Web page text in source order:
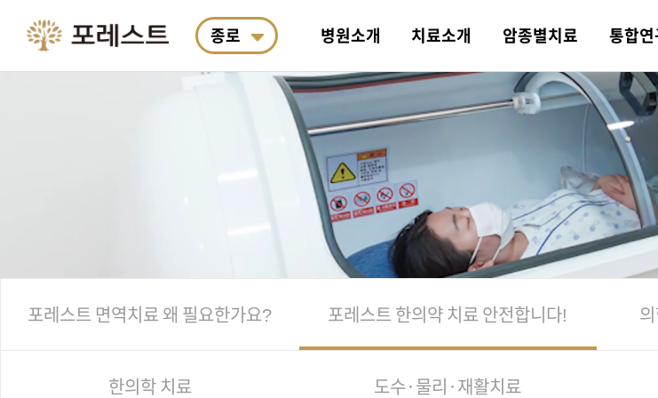
종로 병원소개
포레스트 소개 의료진 소개 오시
근처 상급병원 안내 컨시어지 서비스 포레
치료소개
포레스트 면역치료
왜 필요한가요?
포레스트 한의약 치
안전합니다!
의학
도수·물리·재활치
료
기능의학 검사 스킨
암종별치료
소화기암 두경
뇌종양
통합연
통합 연구소 소개 R&D 연구분야 일반
포레스트 한약 처방
항암식이요법
포레스트 식이치료
포레
선
항암식이연구소 계절별 항암 식재료 포레스트 식단 주간
포레스트 소식 포레
호전사례 비급여 안내
포레스트 면역치료 왜 필요한가요? 포레스트 한의약 치료 안전합니다!
한의학 치료 도수·물리·재활치료